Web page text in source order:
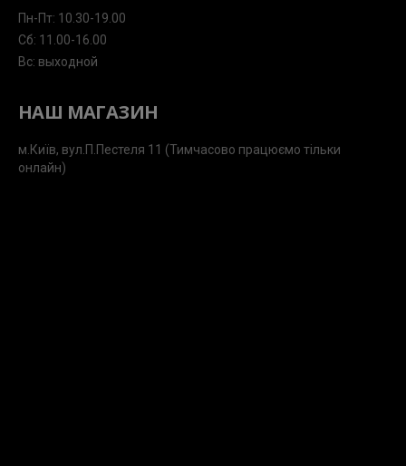
Пн-Пт: 10.30-19.00
Сб: 11.00-16.00
Вс: выходной
НАШ МАГАЗИН
м.Київ, вул.П.Пестеля 11 (Тимчасово працюємо тільки
онлайн)